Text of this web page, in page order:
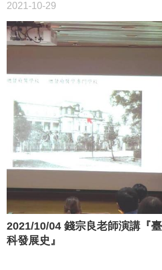
2021-10-29
2021/10/04 錢宗良老師演講『
科發展史』